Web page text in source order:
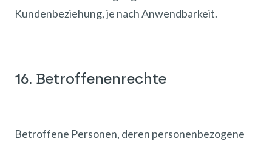
Kundenbeziehung, je nach Anwendbarkeit.
16. Betroffenenrechte
Betroffene Personen, deren personenbezogene